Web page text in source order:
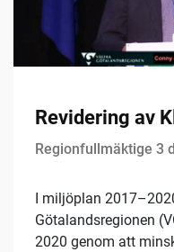
Revidering av
Regionfullmäktige 3
I miljöplan
Götalandsregionen
2020 genom att